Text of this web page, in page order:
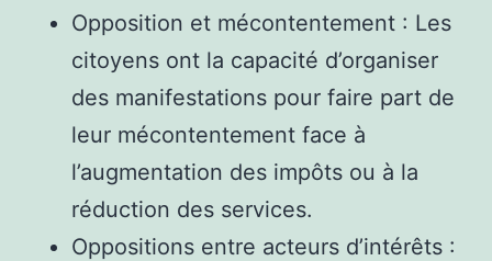
Opposition et mécontentement : Les
citoyens ont la capacité d’organiser
des manifestations pour faire part de
leur mécontentement face à
l’augmentation des impôts ou à la
réduction des services.
Oppositions entre acteurs d’intérêts :